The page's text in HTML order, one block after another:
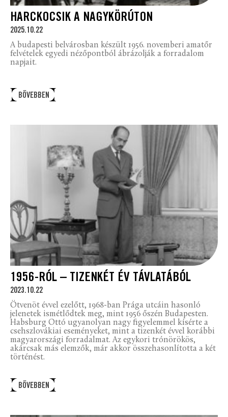
HARCKOCSIK A NAGYKÖRÚTON
2025.10.22
A budapesti belvárosban készült 1956. novemberi amatőr
felvételek egyedi nézőpontból ábrázolják a forradalom
napjait.
BŐVEBBEN
1956-RÓL – TIZENKÉT ÉV TÁVLATÁBÓL
2023.10.22
Ötvenöt évvel ezelőtt, 1968-ban Prága utcáin hasonló
jelenetek ismétlődtek meg, mint 1956 őszén Budapesten.
Habsburg Ottó ugyanolyan nagy figyelemmel kísérte a
csehszlovákiai eseményeket, mint a tizenkét évvel korábbi
magyarországi forradalmat. Az egykori trónörökös,
akárcsak más elemzők, már akkor összehasonlította a két
történést.
BŐVEBBEN